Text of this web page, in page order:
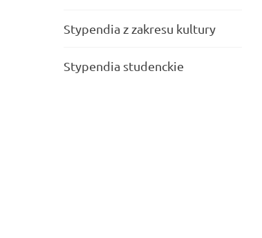
Stypendia z zakresu kultury
Stypendia studenckie